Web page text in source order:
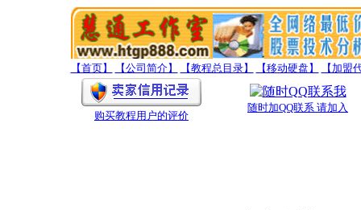
【首页】 【公司简介】 【教程总目录】 【移动硬盘】 【加盟
购买教程用户的评价
随时加QQ联系 请加入